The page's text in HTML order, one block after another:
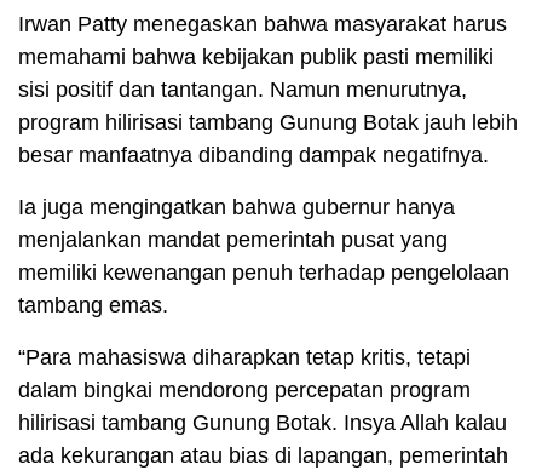
Irwan Patty menegaskan bahwa masyarakat harus
memahami bahwa kebijakan publik pasti memiliki
sisi positif dan tantangan. Namun menurutnya,
program hilirisasi tambang Gunung Botak jauh lebih
besar manfaatnya dibanding dampak negatifnya.
Ia juga mengingatkan bahwa gubernur hanya
menjalankan mandat pemerintah pusat yang
memiliki kewenangan penuh terhadap pengelolaan
tambang emas.
“Para mahasiswa diharapkan tetap kritis, tetapi
dalam bingkai mendorong percepatan program
hilirisasi tambang Gunung Botak. Insya Allah kalau
ada kekurangan atau bias di lapangan, pemerintah